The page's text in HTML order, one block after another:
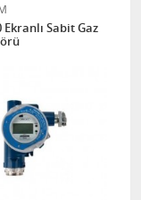
Ekranlı Sabit Gaz